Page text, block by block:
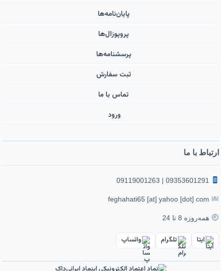
پایان‌نامه‌ها
پروپوزال‌ها
پرسشنامه‌ها
ثبت سفارش
تماس با ما
ورود ‌
ارتباط با ما
همه‌روزه 8 تا 24
ایتا تلگرام واتساپ